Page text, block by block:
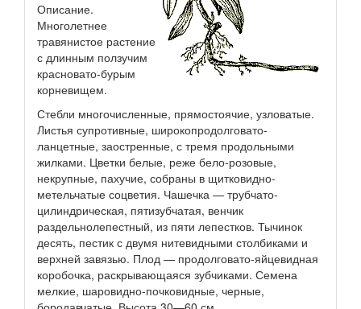
Описание.
Многолетнее
травянистое растение
с длинным ползучим
красновато-бурым
корневищем.
Стебли многочисленные, прямостоячие, узловатые.
Листья супротивные, широкопродолговато-
ланцетные, заостренные, с тремя продольными
жилками. Цветки белые, реже бело-розовые,
некрупные, пахучие, собраны в щитковидно-
метельчатые соцветия. Чашечка — трубчато-
цилиндрическая, пятизубчатая, венчик
раздельнолепестный, из пяти лепестков. Тычинок
десять, пестик с двумя нитевидными столбиками и
верхней завязью. Плод — продолговато-яйцевидная
коробочка, раскрывающаяся зубчиками. Семена
мелкие, шаровидно-почковидные, черные,